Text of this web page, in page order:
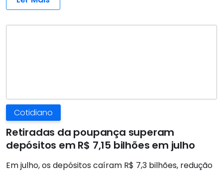
Cotidiano
Retiradas da poupança superam
depósitos em R$ 7,15 bilhões em julho
Em julho, os depósitos caíram R$ 7,3 bilhões, redução